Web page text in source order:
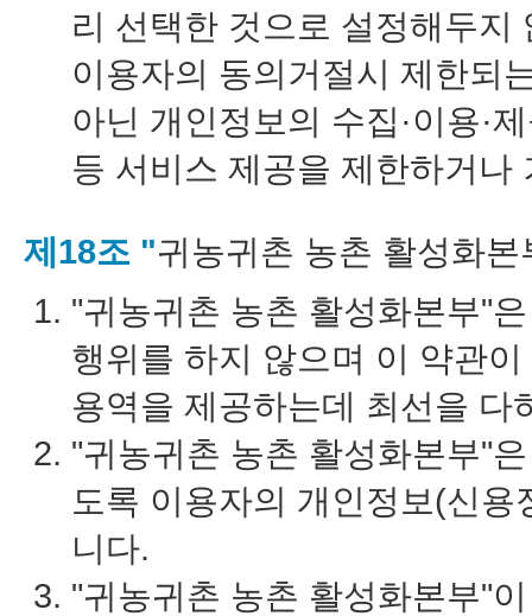
리 선택한 것으로 설정해두지
이용자의 동의거절시 제한되
아닌 개인정보의 수집·이용·
등 서비스 제공을 제한하거나
제18조 "귀농귀촌 농촌 활성화본
"귀농귀촌 농촌 활성화본부"
행위를 하지 않으며 이 약관
용역을 제공하는데 최선을 다
"귀농귀촌 농촌 활성화본부"
도록 이용자의 개인정보(신
니다.
"귀농귀촌 농촌 활성화본부"